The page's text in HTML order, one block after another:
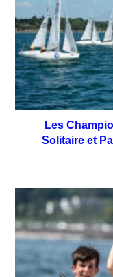
Les
Solitaire et